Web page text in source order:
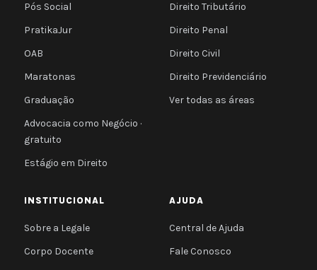
Pós Social
PratikaJur
OAB
Maratonas
Graduação
Advocacia como Negócio ·
gratuito
Estágio em Direito
Direito Tributário
Direito Penal
Direito Civil
Direito Previdenciário
Ver todas as áreas
INSTITUCIONAL
Sobre a Legale
Corpo Docente
AJUDA
Central de Ajuda
Fale Conosco